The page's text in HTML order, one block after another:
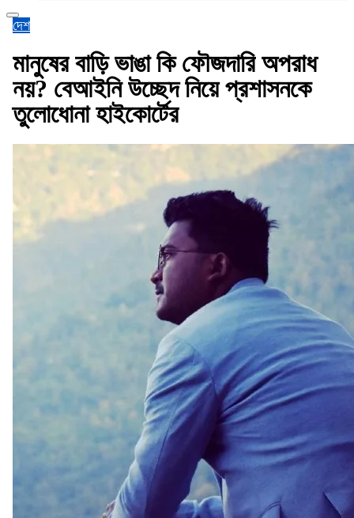
দেশ
মানুষের বাড়ি ভাঙা কি ফৌজদারি অপরাধ
নয়? বেআইনি উচ্ছেদ নিয়ে প্রশাসনকে
তুলোধোনা হাইকোর্টের